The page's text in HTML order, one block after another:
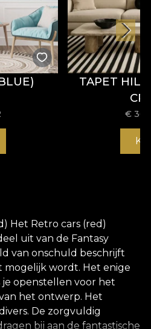
TAPET
€
Het Retro cars (red)
uit van de Fantasy
van onschuld beschrijft
mogelijk wordt. Het enige
openstellen voor het
het ontwerp. Het
De zorgvuldig
bij aan de fantastische